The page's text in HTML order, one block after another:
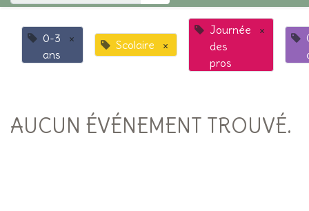
0-3
ans
× Scolaire ×
Journée
des
pros
×
AUCUN ÉVÉNEMENT TROUVÉ.